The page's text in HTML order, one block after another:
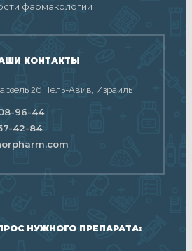
фармакологии
КОНТАКТЫ
26, Тель-Авив, Израиль
96-44
42-84
НУЖНОГО ПРЕПАРАТА: